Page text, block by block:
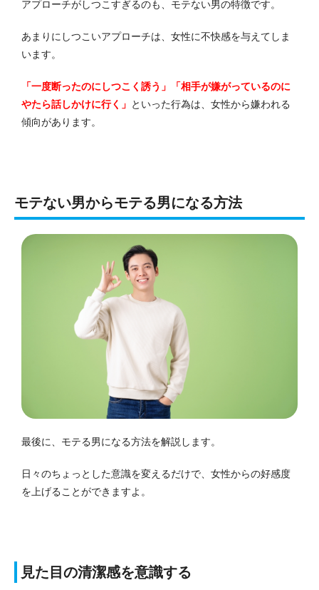
アプローチがしつこすぎるのも、モテない男の特徴です。
あまりにしつこいアプローチは、女性に不快感を与えてしま
います。
「一度断ったのにしつこく誘う」「相手が嫌がっているのに
やたら話しかけに行く」 といった行為は、女性から嫌われる
傾向があります。
モテない男からモテる男になる方法
最後に、モテる男になる方法を解説します。
日々のちょっとした意識を変えるだけで、女性からの好感度
を上げることができますよ。
見た目の清潔感を意識する